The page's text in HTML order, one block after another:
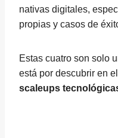
nativas digitales,
propias y casos de
Estas cuatro son solo
está por descubrir en el
scaleups